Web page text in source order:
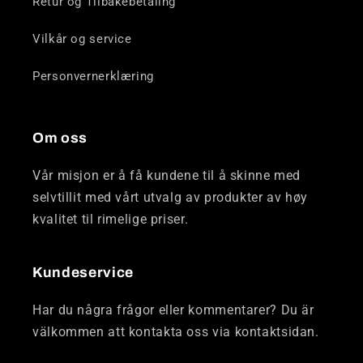
Vilkår og service
Personvernerklæring
Om oss
Vår misjon er å få kundene til å skinne med
selvtillit med vårt utvalg av produkter av høy
kvalitet til rimelige priser.
Kundeservice
Har du några frågor eller kommentarer? Du är
välkommen att kontakta oss via kontaktsidan.